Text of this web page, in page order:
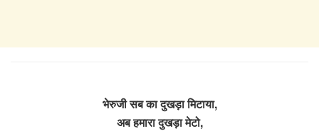
भेरुजी सब का दुखड़ा मिटाया,
अब हमारा दुखड़ा मेटो,